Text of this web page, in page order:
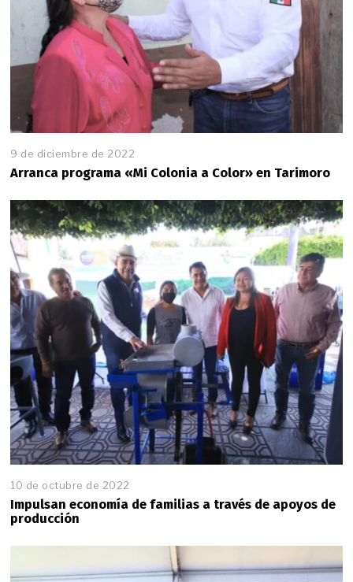
9 de diciembre de 2022
Arranca programa «Mi Colonia a Color» en Tarimoro
10 de octubre de 2022
Impulsan economía de familias a través de apoyos de
producción